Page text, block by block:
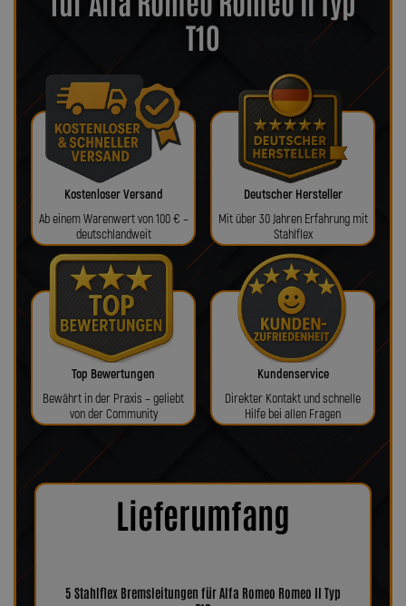
T10
Kostenloser Versand
Ab einem Warenwert von 100 € –
deutschlandweit
Deutscher Hersteller
Mit über 30 Jahren Erfahrung mit
Stahlflex
Top Bewertungen
Bewährt in der Praxis – geliebt
von der Community
Kundenservice
Direkter Kontakt und schnelle
Hilfe bei allen Fragen
Lieferumfang
5 Stahlflex Bremsleitungen für Alfa Romeo Romeo II Typ